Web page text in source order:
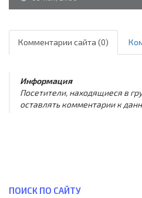
Комментарии сайта (0)
Информация
Посетители, находящиеся в
оставлять комментарии к
ПОИСК ПО САЙТУ